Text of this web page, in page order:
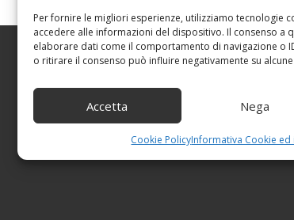
Per fornire le migliori esperienze, utilizziamo tecnologie
accedere alle informazioni del dispositivo. Il consenso a
elaborare dati come il comportamento di navigazione o
o ritirare il consenso può influire negativamente su
Accetta Nega
Cookie PolicyInformativa Cookie